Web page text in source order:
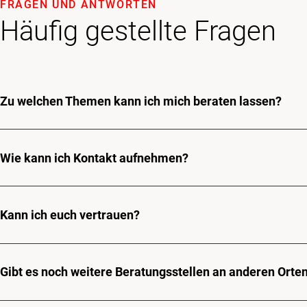
Häufig gestellte Fragen
FRAGEN UND ANTWORTEN
Zu welchen Themen kann ich mich beraten lassen?
Wie kann ich Kontakt aufnehmen?
Kann ich euch vertrauen?
Gibt es noch weitere Beratungsstellen an anderen